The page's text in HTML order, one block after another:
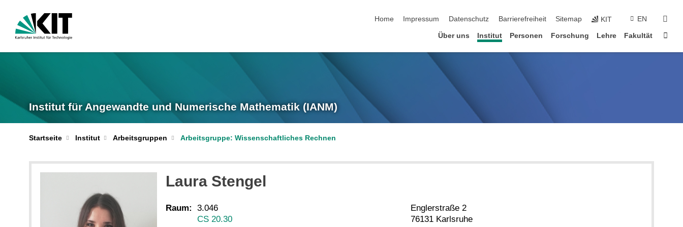
Home
Impressum Datenschutz Barrierefreiheit Sitemap KIT EN
Über uns Institut Personen Forschung Lehre Fakultät
Institut für Angewandte und Numerische Mathematik (IANM)
Startseite Institut Arbeitsgruppen Arbeitsgruppe: Wissenschaftliches Rechnen
Laura Stengel
Raum:
3.046
CS 20.30
Englerstraße 2
76131 Karlsruhe